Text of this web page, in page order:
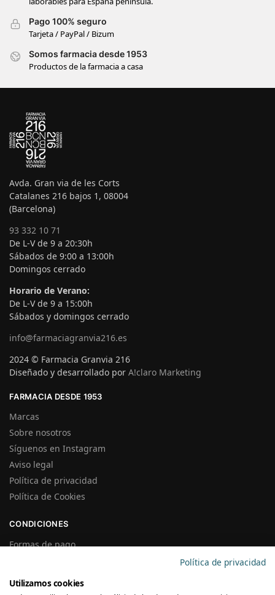
Pago 100% seguro
Tarjeta / PayPal / Bizum
Somos farmacia desde 1953
Productos de la farmacia a casa
Avda. Gran via de les Corts
Catalanes 216 bajos 1, 08004
(Barcelona)
93 332 10 71
De L-V de 9 a 20:30h
Sábados de 9:00 a 13:00h
Domingos cerrado
Horario de Verano:
De L-V de 9 a 15:00h
Sábados y domingos cerrado
info@farmaciagranvia216.es
2024 © Farmacia Granvia 216
Diseñado y desarrollado por A!claro Marketing
FARMACIA DESDE 1953
Marcas
Sobre nosotros
Síguenos en Instagram
Aviso legal
Política de privacidad
Política de Cookies
CONDICIONES
Formas de pago
Precios y Disponibilidad
Política de privacidad
Utilizamos cookies